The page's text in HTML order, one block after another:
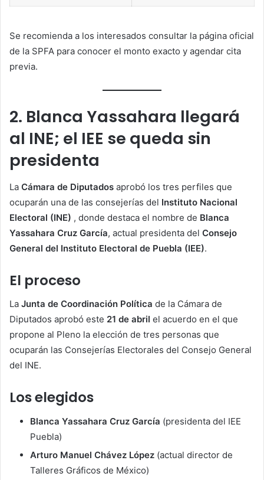
Se recomienda a los interesados consultar la página oficial
de la SPFA para conocer el monto exacto y agendar cita
previa.
2. Blanca Yassahara llegará
al INE; el IEE se queda sin
presidenta
La Cámara de Diputados aprobó los tres perfiles que
ocuparán una de las consejerías del Instituto Nacional
Electoral (INE) , donde destaca el nombre de Blanca
Yassahara Cruz García, actual presidenta del Consejo
General del Instituto Electoral de Puebla (IEE).
El proceso
La Junta de Coordinación Política de la Cámara de
Diputados aprobó este 21 de abril el acuerdo en el que
propone al Pleno la elección de tres personas que
ocuparán las Consejerías Electorales del Consejo General
del INE.
Los elegidos
Blanca Yassahara Cruz García (presidenta del IEE
Puebla)
Arturo Manuel Chávez López (actual director de
Talleres Gráficos de México)